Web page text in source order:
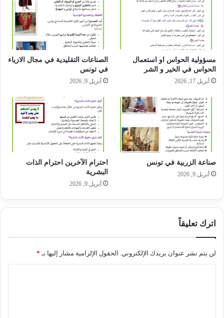
مسؤولية الحواس او استعمال
الحواس في الخير و الشر
أبريل 17, 2026
الصناعات التقليدية في مجال الازياء
في تونس
أبريل 9, 2026
صناعة الزربية في تونس
أبريل 9, 2026
احترام الآخرين احترام الذات
البشرية
أبريل 9, 2026
اترك تعليقاً
لن يتم نشر عنوان بريدك الإلكتروني. الحقول الإلزامية مشار إليها بـ *